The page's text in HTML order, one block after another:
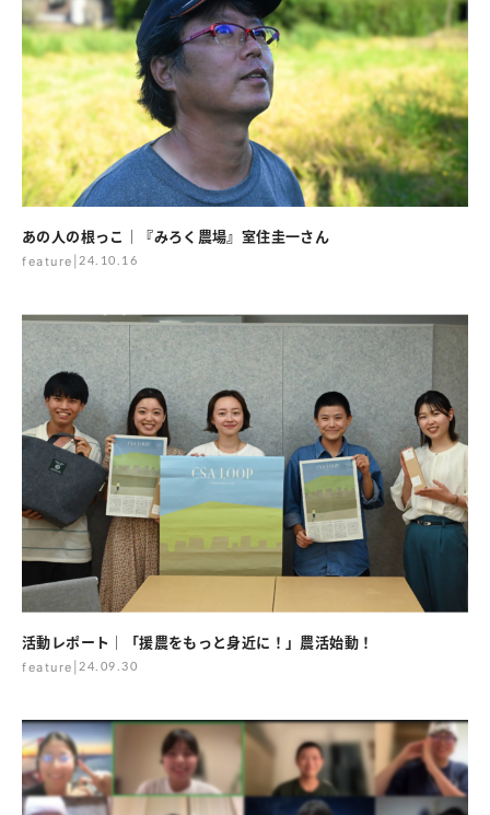
あの人の根っこ｜『みろく農場』室住圭一さん
feature 24.10.16
活動レポート｜「援農をもっと身近に！」農活始動！
feature 24.09.30